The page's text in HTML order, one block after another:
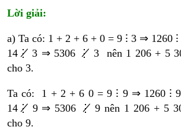
Lời giải:
a) Ta có: 1 + 2 + 6 + 0 = 9 ⁝ 3 ⇒ 1260
14⋮̸ 3 ⇒ 5306 ⋮̸ 3 nên 1 206 + 5
cho 3.
Ta có: 1 + 2 + 6 0 = 9 ⁝ 9 ⇒ 1260 ⁝
14⋮̸ 9 ⇒ 5306 ⋮̸ 9 nên 1 206 + 5
cho 9.